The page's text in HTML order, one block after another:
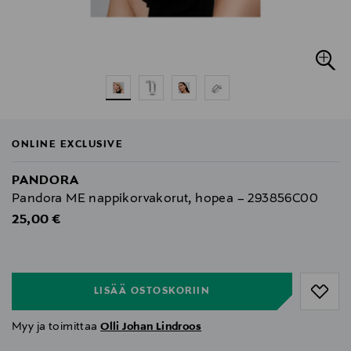
ONLINE EXCLUSIVE
PANDORA
Pandora ME nappikorvakorut, hopea – 293856C00
Original Price
25,00 €
LISÄÄ OSTOSKORIIN
Myy ja toimittaaOlli Johan Lindroos